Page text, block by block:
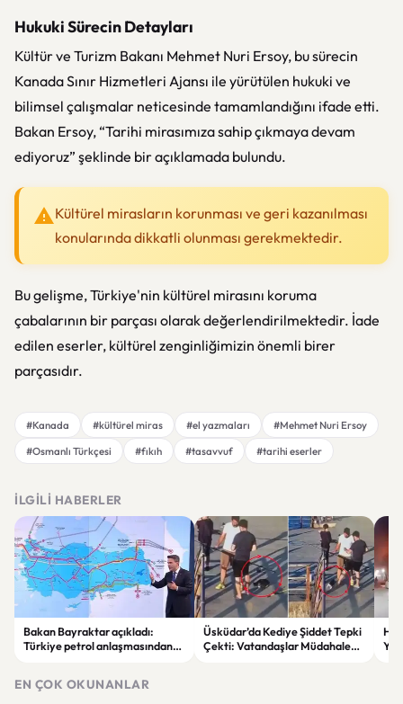
Hukuki Sürecin Detayları
Kültür ve Turizm Bakanı Mehmet Nuri Ersoy, bu sürecin
Kanada Sınır Hizmetleri Ajansı ile yürütülen hukuki ve
bilimsel çalışmalar neticesinde tamamlandığını ifade etti.
Bakan Ersoy, “Tarihi mirasımıza sahip çıkmaya devam
ediyoruz” şeklinde bir açıklamada bulundu.
Kültürel mirasların korunması ve geri kazanılması
konularında dikkatli olunması gerekmektedir.
Bu gelişme, Türkiye'nin kültürel mirasını koruma
çabalarının bir parçası olarak değerlendirilmektedir. İade
edilen eserler, kültürel zenginliğimizin önemli birer
parçasıdır.
#Kanada #kültürel miras #el yazmaları
#Mehmet Nuri Ersoy
#Osmanlı Türkçesi
#fıkıh #tasavvuf #tarihi eserler
İLGILI HABERLER
Bakan Bayraktar açıkladı:
Türkiye petrol anlaşmasından
Üsküdar’da Kediye Şiddet Tepki
Çekti: Vatandaşlar Müdahale
EN ÇOK OKUNANLAR